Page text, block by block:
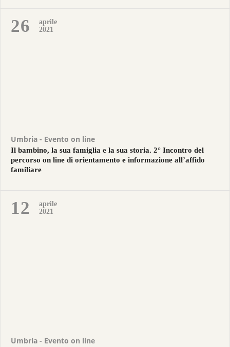
26
aprile
2021
Umbria - Evento on line
Il bambino, la sua famiglia e la sua storia. 2° Incontro del
percorso on line di orientamento e informazione all’affido
familiare
12
aprile
2021
Umbria - Evento on line